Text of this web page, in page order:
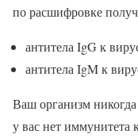
по расшифровке
антитела IgG к
антитела IgM к
Ваш организм
у вас нет иммунитета